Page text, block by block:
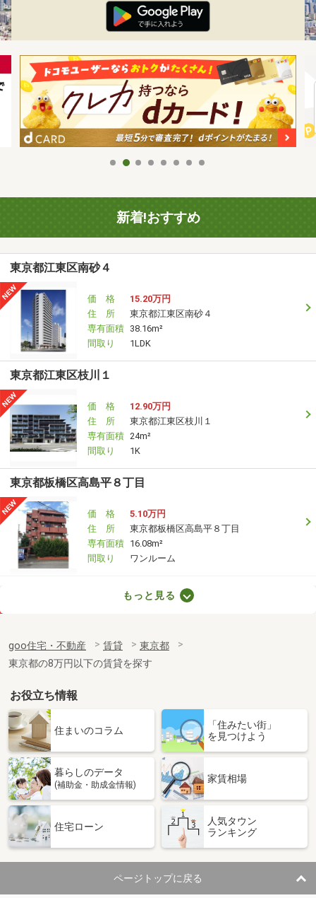
新着!おすすめ
東京都江東区南砂４
価 格
15.20万円
住 所
東京都江東区南砂４
専有面積 38.16m²
間取り
1LDK
東京都江東区枝川１
価 格
12.90万円
住 所
東京都江東区枝川１
専有面積 24m²
間取り
1K
東京都板橋区高島平８丁目
価 格
5.10万円
住 所
東京都板橋区高島平８丁目
専有面積 16.08m²
間取り
ワンルーム
東京都新宿区下落合３丁目
専有面積
35.27m²
間取り
1LDK
東京都中央区明石町
価 格
32.20万円
東京都中央区明石町
専有面積 67.05m²
間取り
東京都日野市大字万願寺
10.60万円
住 所
東京都日野市大字万願寺
専有面積 27.8m²
間取り
ワンルーム
もっと見る
goo住宅・不動産 賃貸
東京都
東京都の8万円以下の賃貸を探す
お役立ち情報
住まいのコラム
「住みたい街」
を見つけよう
暮らしのデータ
(補助金・助成金情報)
家賃相場
住宅ローン
人気タウン
ランキング
ページトップに戻る